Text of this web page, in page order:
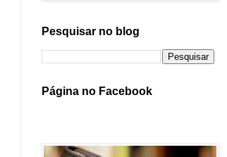
Pesquisar no blog
Página no Facebook